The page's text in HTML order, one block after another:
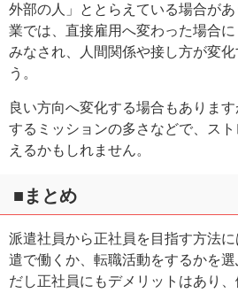
外部の人」ととらえている場合が
業では、直接雇用へ変わった場合
みなされ、人間関係や接し方が変
う。
良い方向へ変化する場合もありま
するミッションの多さなどで、ス
えるかもしれません。
■まとめ
派遣社員から正社員を目指す方法
遣で働くか、転職活動をするかを
だし正社員にもデメリットはあり